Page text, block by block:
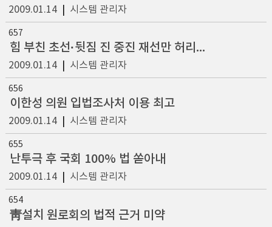
2009.01.14| 시스템 관리자
657
힘 부친 초선·뒷짐 진 중진 재선만 허리역할 톡톡
2009.01.14| 시스템 관리자
656
이한성 의원 입법조사처 이용 최고
2009.01.14| 시스템 관리자
655
난투극 후 국회 100% 법 쏟아내
2009.01.14| 시스템 관리자
654
靑설치 원로회의 법적 근거 미약